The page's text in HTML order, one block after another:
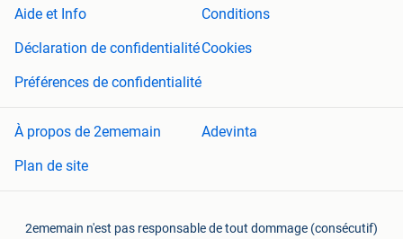
Aide et Info
Conditions
Déclaration de confidentialitéCookies
Préférences de confidentialité
À propos de 2ememain
Adevinta
Plan de site
2ememain n'est pas responsable de tout dommage (consécutif)